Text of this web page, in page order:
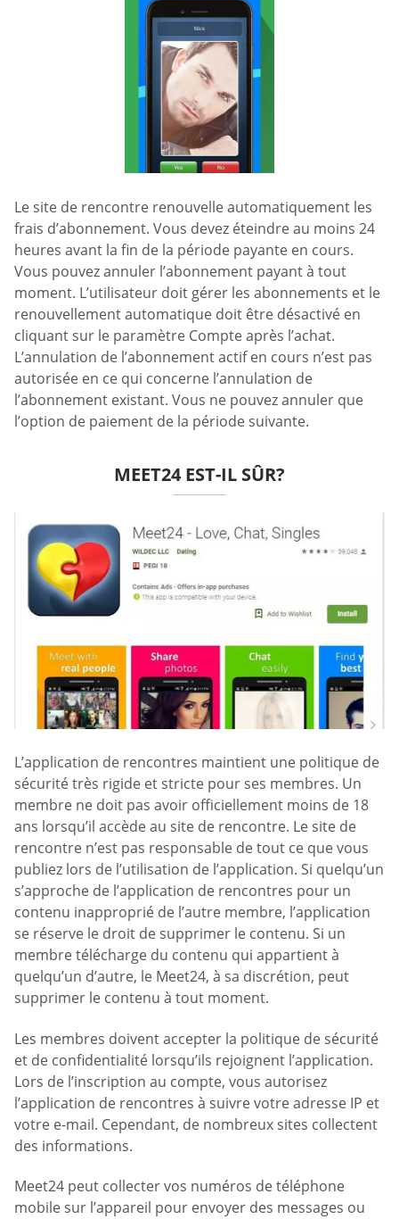
Le site de rencontre renouvelle automatiquement les
frais d’abonnement. Vous devez éteindre au moins 24
heures avant la fin de la période payante en cours.
Vous pouvez annuler l’abonnement payant à tout
moment. L’utilisateur doit gérer les abonnements et le
renouvellement automatique doit être désactivé en
cliquant sur le paramètre Compte après l’achat.
L’annulation de l’abonnement actif en cours n’est pas
autorisée en ce qui concerne l’annulation de
l’abonnement existant. Vous ne pouvez annuler que
l’option de paiement de la période suivante.
MEET24 EST-IL SÛR?
L’application de rencontres maintient une politique de
sécurité très rigide et stricte pour ses membres. Un
membre ne doit pas avoir officiellement moins de 18
ans lorsqu’il accède au site de rencontre. Le site de
rencontre n’est pas responsable de tout ce que vous
publiez lors de l’utilisation de l’application. Si quelqu’un
s’approche de l’application de rencontres pour un
contenu inapproprié de l’autre membre, l’application
se réserve le droit de supprimer le contenu. Si un
membre télécharge du contenu qui appartient à
quelqu’un d’autre, le Meet24, à sa discrétion, peut
supprimer le contenu à tout moment.
Les membres doivent accepter la politique de sécurité
et de confidentialité lorsqu’ils rejoignent l’application.
Lors de l’inscription au compte, vous autorisez
l’application de rencontres à suivre votre adresse IP et
votre e-mail. Cependant, de nombreux sites collectent
des informations.
Meet24 peut collecter vos numéros de téléphone
mobile sur l’appareil pour envoyer des messages ou